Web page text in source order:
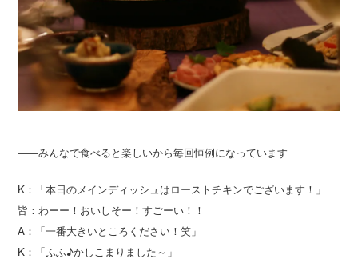
――みんなで食べると楽しいから毎回恒例になっています
K：「本日のメインディッシュはローストチキンでございます！」
皆：わーー！おいしそー！すごーい！！
A：「一番大きいところください！笑」
K：「ふふ♪かしこまりました～」